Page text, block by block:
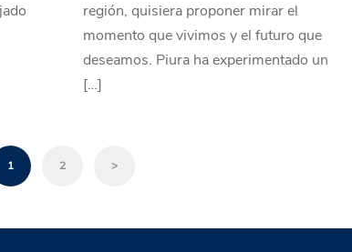
región, quisiera proponer mirar el
momento que vivimos y el futuro que
deseamos. Piura ha experimentado un
[…]
1 2 >